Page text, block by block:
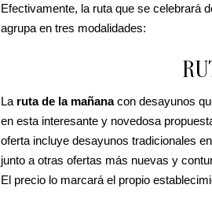
Efectivamente, la ruta que se celebrará
agrupa en tres modalidades:
La ruta de la mañanacon desayunos
en esta interesante y novedosa
oferta incluye desayunos tradicionales
junto a otras ofertas más nuevas y
El precio lo marcará el propio